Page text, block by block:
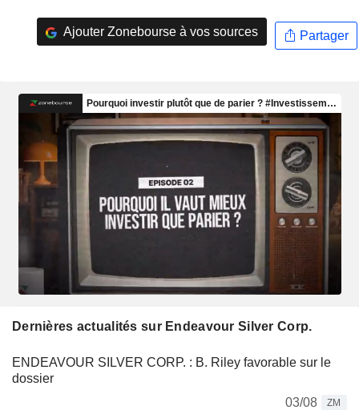
Ajouter Zonebourse à vos sources Partager
Dernières actualités sur Endeavour Silver Corp.
ENDEAVOUR SILVER CORP. : B. Riley favorable sur le
dossier
03/08
ZM